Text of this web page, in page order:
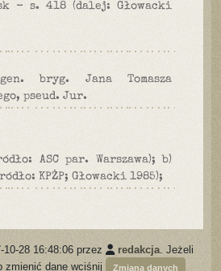
- s. 418 (dalej: Głowacki
bryg. Jana Tomasza
pseud. Jur.
ASC par. Warszawa); b)
KPŻP; Głowacki 1985);
28 16:48:06 przez redakcja. Jeżeli
zmienić dane wciśnij
Zmiana danych